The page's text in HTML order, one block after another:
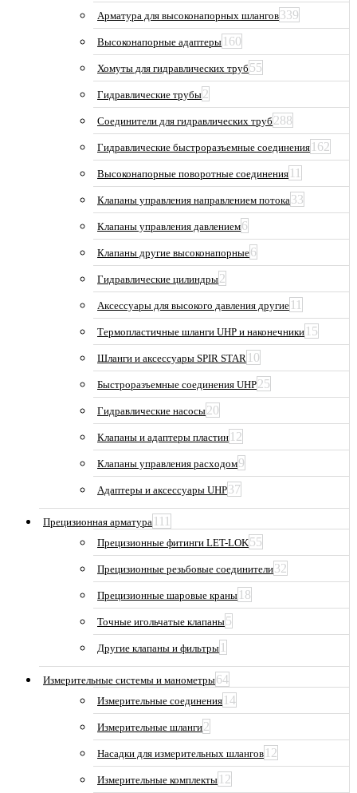
Арматура для высоконапорных шлангов339
Высоконапорные адаптеры 160
Хомуты для гидравлических труб 55
Гидравлические трубы2
Соединители для гидравлических труб 288
Гидравлические быстроразъемные соединения 162
Высоконапорные поворотные соединения 11
Клапаны управления направлением потока33
Клапаны управления давлением6
Клапаны другие высоконапорные6
Гидравлические цилиндры2
Аксессуары для высокого давления другие 11
Термопластичные шланги UHP и наконечники 15
Шланги и аксессуары SPIR STAR 10
Быстроразъемные соединения UHP25
Гидравлические насосы20
Клапаны и адаптеры пластин 12
Клапаны управления расходом9
Адаптеры и аксессуары UHP37
Прецизионная арматура 111
Прецизионные фитинги LET-LOK55
Прецизионные резьбовые соединители32
Прецизионные шаровые краны 18
Точные игольчатые клапаны5
Другие клапаны и фильтры 1
Измерительные системы и манометры64
Измерительные соединения 14
Измерительные шланги2
Насадки для измерительных шлангов 12
Измерительные комплекты 12